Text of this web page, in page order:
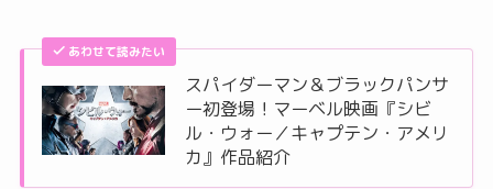
あわせて読みたい
スパイダーマン＆ブラックパンサ
ー初登場！マーベル映画『シビ
ル・ウォー／キャプテン・アメリ
カ』作品紹介